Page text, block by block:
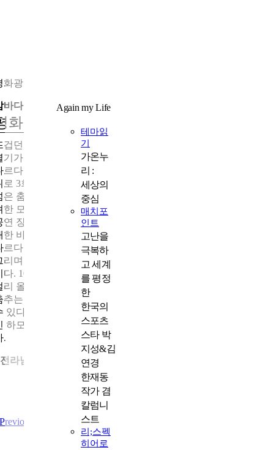
Again my Life
테마읽
기
가온누
리 :
세상의
중심
매치포
인트
고난을
극복하
고 세계
를 평정
한
한국의
스포츠
스타 박
지성&김
연경
한재동
작가 겸
칼럼니
스트
리;스펙
히어로
화광장 춤추는 바다분수
바다 위로 펼쳐지는 낭만
화광장 춤추는 바다분수
겁던 해가 바다로 가라앉은 후 마지막 코스로 밤바다를 찾았다.
기가 식은 바다는 잔잔할 것 같지만 목포 평화광장의 바다는 남
르다. 여름이 되면 화요일부터 일요일까지, 저녁 8시부터 30분
로 3회의 바다분수 공연을 볼 수 있다.운영을 시작한 지 10년이
은 춤추는 바다분수는 수리와 기능 개선을 거쳐 올 4월부터 더
한 모습으로 돌아왔다. 더 섬세하고 힘찬 물줄기와 업그레이드
연 장비가 까맣게 펼쳐진 밤바다를 화려한 캔버스로 만든다. 광
한 바다를 캔버스로 삼는 만큼 분수의 규모도 평소 보던 것과는
르다. 조명을 받아 빛나는 물줄기들이 아름다운 호선과 직선을
리며 허공을 가른다. 바닷물이 쏘아 올려지는 높이는 최대 70m
다. 100미터 달리기의 거리를 생각해 보면 물줄기가 얼마나 높
리 올라가는지 대략 가늠이 된다.
추는 바다분수는 다양한 음악과 영상이 어우러져 남녀노소 즐
있다는 매력이 있다. 실물이 주는 감동과 바다와 분수의 낭만적
하모니를 느끼며 바닷바람 속에서 여행을 마무리하는 것은 어
.
전라남도 목포시 미항로 115
Previous